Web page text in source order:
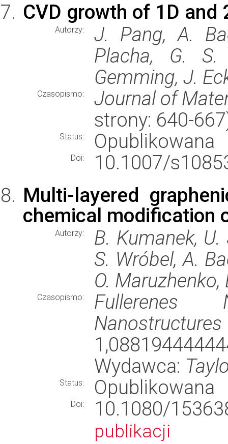
CVD growth of 1D and
Autorzy:
J. Pang, A.
Placha, G. S.
Gemming, J.
Czasopismo:
Journal of
strony: 640-
Status: Opublikowana
Doi:
10.1007/
Multi-layered
chemical modification
Autorzy:
B. Kumanek, U.
S. Wróbel, A.
O. Maruzhenko,
Czasopismo:
Fullerenes
Nanostructures
Wydawca:
Status: Opublikowana
Doi: 10.1080/
publikacji